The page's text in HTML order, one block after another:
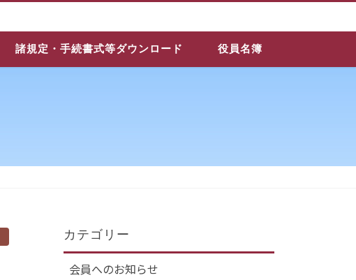
諸規定・手続書式等ダウンロード 役員名簿
カテゴリー
会員へのお知らせ